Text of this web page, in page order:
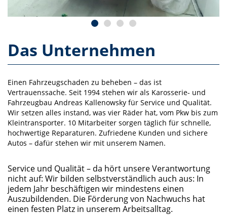
Das Unternehmen
Einen Fahrzeugschaden zu beheben – das ist
Vertrauenssache. Seit 1994 stehen wir als Karosserie- und
Fahrzeugbau Andreas Kallenowsky für Service und Qualität.
Wir setzen alles instand, was vier Räder hat, vom Pkw bis zum
Kleintransporter. 10 Mitarbeiter sorgen täglich für schnelle,
hochwertige Reparaturen. Zufriedene Kunden und sichere
Autos – dafür stehen wir mit unserem Namen.
Service und Qualität – da hört unsere Verantwortung
nicht auf: Wir bilden selbstverständlich auch aus: In
jedem Jahr beschäftigen wir mindestens einen
Auszubildenden. Die Förderung von Nachwuchs hat
einen festen Platz in unserem Arbeitsalltag.